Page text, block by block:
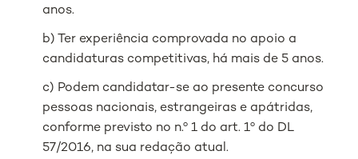
anos.
b) Ter experiência comprovada no apoio a
candidaturas competitivas, há mais de 5 anos.
c) Podem candidatar-se ao presente concurso
pessoas nacionais, estrangeiras e apátridas,
conforme previsto no n.º 1 do art. 1º do DL
57/2016, na sua redação atual.